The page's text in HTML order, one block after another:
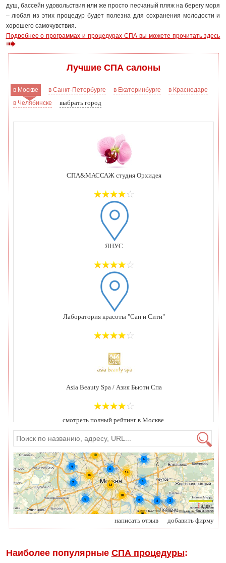
душ, бассейн удовольствия или же просто песчаный пляж на берегу моря
– любая из этих процедур будет полезна для сохранения молодости и
хорошего самочувствия.
Подробнее о программах и процедурах СПА вы можете прочитать здесь
Лучшие СПА салоны
в Москве в Санкт-Петербурге в Екатеринбурге
в Краснодаре
в Челябинске
выбрать город
СПА&МАССАЖ студия Орхидея
ЯНУС
Лаборатория красоты "Сан и Сити"
Asia Beauty Spa / Азия Бьюти Спа
смотреть полный рейтинг в Москве
написать отзыв добавить фирму
Наиболее популярные СПА процедуры: